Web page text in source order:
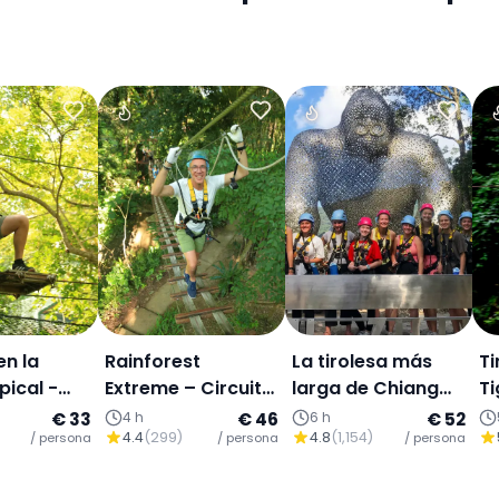
la
-
€ 33
/ persona
Rainforest
Extreme – Circuito
de cuerdas altas:
Programa L
4 h
4.4(299)
€ 46
/ persona
La tirolesa más
larga de Chiang
Mai: 1200 m sobre
valles de
6 h
4.8(1,154)
€ 52
/ persona